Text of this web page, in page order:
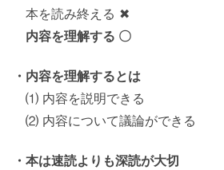
本を読み終える ✖
内容を理解する 〇
・内容を理解するとは
⑴ 内容を説明できる
⑵ 内容について議論ができる
・本は速読よりも深読が大切